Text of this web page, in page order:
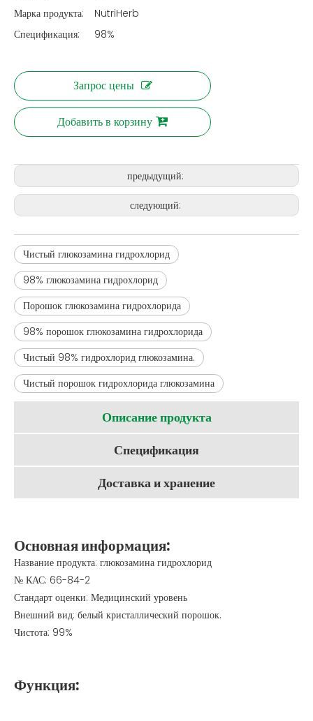
Марка продукта:
NutriHerb
Спецификация:
98%
Запрос цены
Добавить в корзину
предыдущий:
следующий:
Чистый глюкозамина гидрохлорид
98% глюкозамина гидрохлорид
Порошок глюкозамина гидрохлорида
98% порошок глюкозамина гидрохлорида
Чистый 98% гидрохлорид глюкозамина.
Чистый порошок гидрохлорида глюкозамина
Описание продукта
Спецификация
Доставка и хранение
Основная информация:
Название продукта: глюкозамина гидрохлорид
№ КАС: 66-84-2
Стандарт оценки: Медицинский уровень
Внешний вид: белый кристаллический порошок.
Чистота: 99%
Функция: